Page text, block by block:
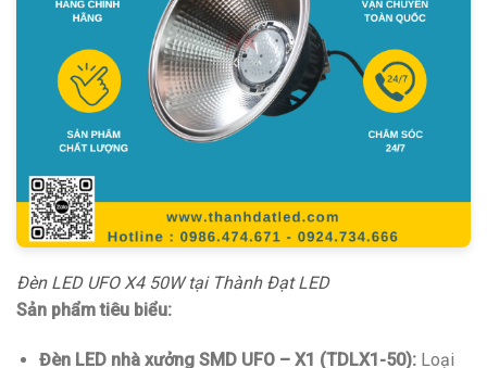
Đèn LED UFO X4 50W tại Thành Đạt LED
Sản phẩm tiêu biểu:
Đèn LED nhà xưởng SMD UFO – X1 (TDLX1-50):Loại